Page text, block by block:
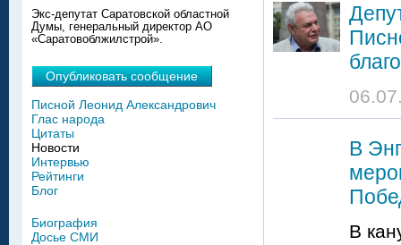
В
В
Экс-депутат Саратовской областной
Думы, генеральный директор АО
«Саратовоблжилстрой».
Опубликовать сообщение
Писной Леонид Александрович
Глас народа
Цитаты
Новости
Интервью
Рейтинги
Блог
Биография
Досье СМИ